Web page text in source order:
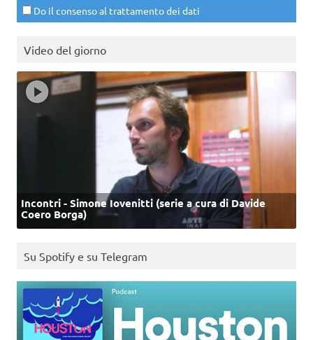
Do il consenso al trattamento dei dati
Video del giorno
Incontri - Simone Iovenitti (serie a cura di Davide
Coero Borga)
Su Spotify e su Telegram